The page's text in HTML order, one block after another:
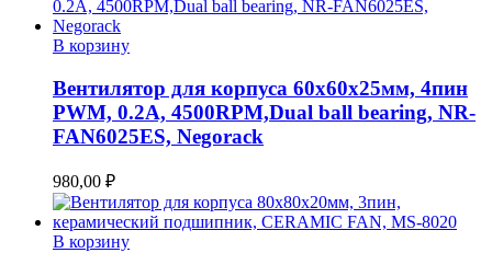
В корзину
Вентилятор для корпуса 60x60x25мм, 4пин
PWM, 0.2A, 4500RPM,Dual ball bearing, NR-
FAN6025ES, Negorack
980,00 ₽
В корзину